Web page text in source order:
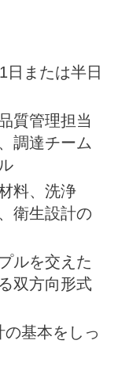
日または半日
質管理担当
調達チーム
料、洗浄
衛生設計の
ルを交えた
双方向形式
基本をしっ